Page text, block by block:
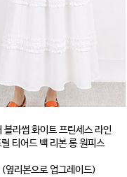
블라썸 화이트 프린세스 라인
티어드 백 리본 롱 원피스
(옆리본으로 업그레이드)